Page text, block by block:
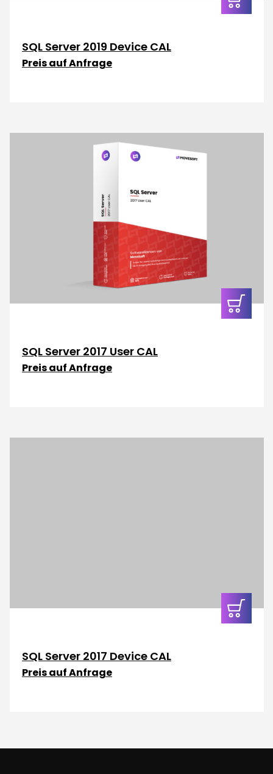
SQL Server 2019 Device CAL
Preis auf Anfrage
SQL Server 2017 User CAL
Preis auf Anfrage
In den
SQL Server 2017 Device CAL
Preis auf Anfrage
In den